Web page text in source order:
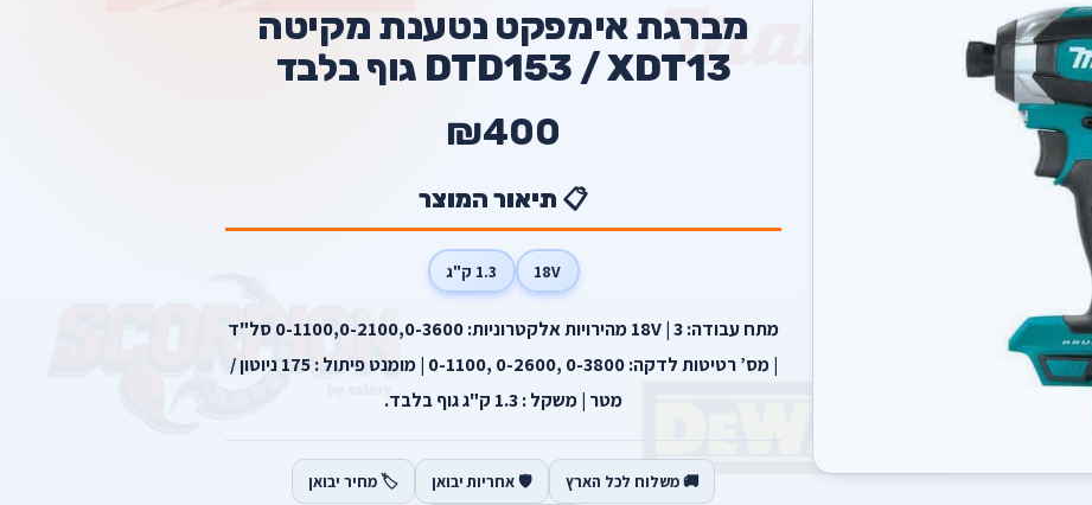
מברגת אימפקט נטענת מקיטה
DTD153 / XDT13 גוף בלבד
₪400
📋 תיאור המוצר
18V 1.3 ק"ג
מתח עבודה: 18V | 3 מהירויות אלקטרוניות: 0-1100,0-2100,0-3600 סל"ד
| מס’ רטיטות לדקה: 0-3800 ,0-2600 ,0-1100 | מומנט פיתול : 175 ניוטון /
מטר | משקל : 1.3 ק"ג גוף בלבד.
🚚 משלוח לכל הארץ 🛡️ אחריות יבואן 🏷️ מחיר יבואן